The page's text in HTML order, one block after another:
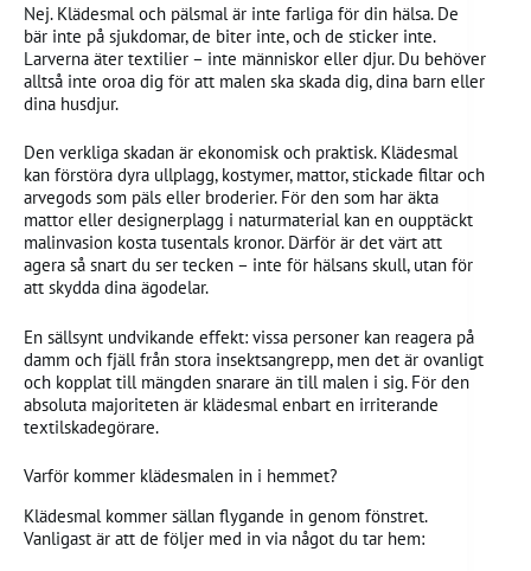
Nej. Klädesmal och pälsmal är inte farliga för din hälsa. De
bär inte på sjukdomar, de biter inte, och de sticker inte.
Larverna äter textilier – inte människor eller djur. Du behöver
alltså inte oroa dig för att malen ska skada dig, dina barn eller
dina husdjur.
Den verkliga skadan är ekonomisk och praktisk. Klädesmal
kan förstöra dyra ullplagg, kostymer, mattor, stickade filtar och
arvegods som päls eller broderier. För den som har äkta
mattor eller designerplagg i naturmaterial kan en oupptäckt
malinvasion kosta tusentals kronor. Därför är det värt att
agera så snart du ser tecken – inte för hälsans skull, utan för
att skydda dina ägodelar.
En sällsynt undvikande effekt: vissa personer kan reagera på
damm och fjäll från stora insektsangrepp, men det är ovanligt
och kopplat till mängden snarare än till malen i sig. För den
absoluta majoriteten är klädesmal enbart en irriterande
textilskadegörare.
Varför kommer klädesmalen in i hemmet?
Klädesmal kommer sällan flygande in genom fönstret.
Vanligast är att de följer med in via något du tar hem: